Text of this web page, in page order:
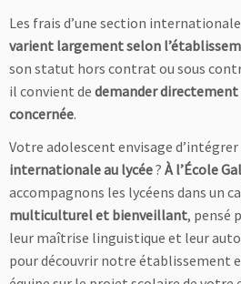
Les frais d’une section
varient largement selon
son statut hors contrat ou sous
il convient de demander directement
concernée.
Votre adolescent envisage d’intégrer
internationale au lycée? À l’École
accompagnons les lycéens dans un
multiculturel et bienveillant, pensé
leur maîtrise linguistique et leur
pour découvrir notre établissement